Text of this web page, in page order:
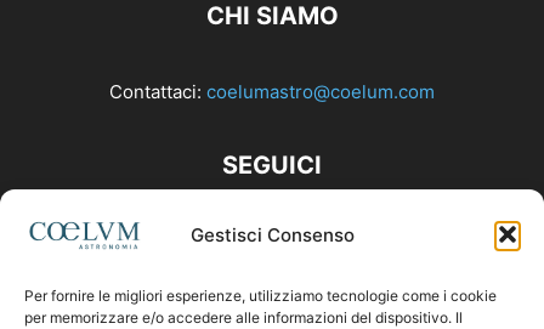
Gestisci Consenso
Per fornire le migliori esperienze, utilizziamo tecnologie come i cookie
per memorizzare e/o accedere alle informazioni del dispositivo. Il
CHI SIAMO
Contattaci: coelumastro@coelum.com
SEGUICI